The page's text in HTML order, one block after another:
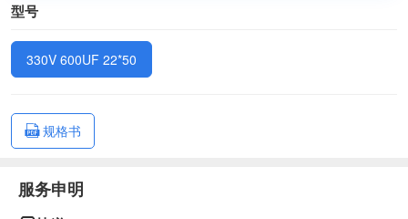
型号
330V 600UF 22*50
规格书
服务申明